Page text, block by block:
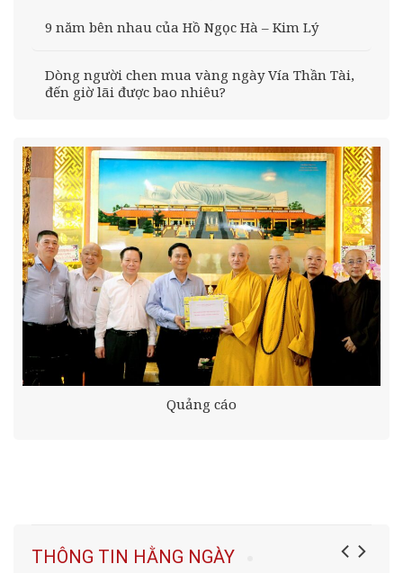
9 năm bên nhau của Hồ Ngọc Hà – Kim Lý
Dòng người chen mua vàng ngày Vía Thần Tài,
đến giờ lãi được bao nhiêu?
Quảng cáo
THÔNG TIN HẰNG NGÀY